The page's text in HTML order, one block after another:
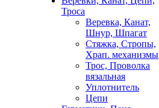
Троса
Веревка, Канат,
Шнур, Шпагат
Стяжка, Стропы,
Храп. механизмы
Трос, Проволка
вязальная
Уплотнитель
Цепи